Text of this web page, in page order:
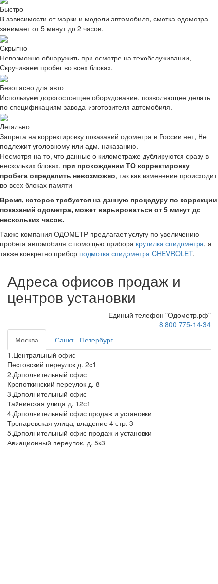
Быстро
В зависимости от марки и модели автомобиля, смотка одометра
занимает от 5 минут до 2 часов.
Скрытно
Невозможно обнаружить при осмотре на техобслуживании,
Скручиваем пробег во всех блоках.
Безопасно для авто
Используем дорогостоящее оборудование, позволяющее делать
по спецификациям завода-изготовителя автомобиля.
Легально
Запрета на корректировку показаний одометра в России нет, Не
подлежит уголовному или адм. наказанию.
Несмотря на то, что данные о километраже дублируются сразу в
нескольких блоках, при прохождении ТО корректировку
пробега определить невозможно, так как изменение происходит
во всех блоках памяти.
Время, которое требуется на данную процедуру по коррекции
показаний одометра, может варьироваться от 5 минут до
нескольких часов.
Также компания ОДОМЕТР предлагает услугу по увеличению
пробега автомобиля с помощью прибора крутилка спидометра, а
также конкретно прибор подмотка спидометра CHEVROLET.
Адреса офисов продаж и
центров установки
Единый телефон "Одометр.рф"
8 800 775-14-34
Москва
Санкт - Петербург
1.Центральный офис
Пестовский переулок д. 2с1
2.Дополнительный офис
Кропоткинский переулок д. 8
3.Дополнительный офис
Тайнинская улица д. 12с1
4.Дополнительный офис продаж и установки
Тропаревская улица, владение 4 стр. 3
5.Дополнительный офис продаж и установки
Авиационный переулок, д. 5к3